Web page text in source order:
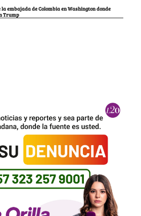
la embajada de Colombia en Washington donde
Trump